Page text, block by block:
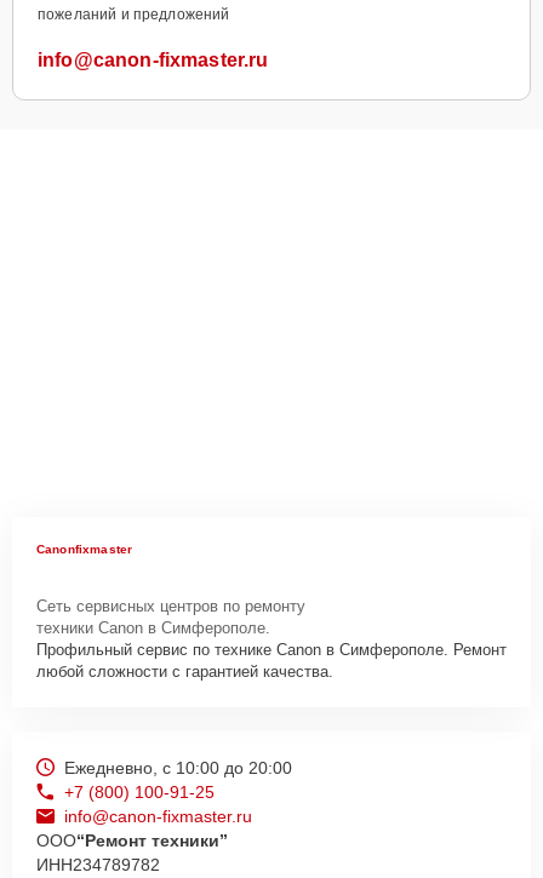
пожеланий и предложений
info@canon-fixmaster.ru
Canonfixmaster
Сеть сервисных центров по ремонту
техники Canon в Симферополе.
Профильный сервис по технике Canon в Симферополе. Ремонт
любой сложности с гарантией качества.
Ежедневно, с 10:00 до 20:00
+7 (800) 100-91-25
info@canon-fixmaster.ru
ООО“Ремонт техники”
ИНН234789782